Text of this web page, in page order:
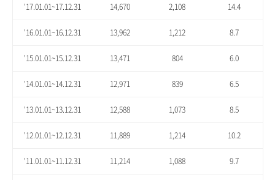
'17.01.01~17.12.31 14,670 2,108 14.4
'16.01.01~16.12.31 13,962 1,212 8.7
'15.01.01~15.12.31 13,471 804 6.0
'14.01.01~14.12.31 12,971 839 6.5
'13.01.01~13.12.31 12,588 1,073 8.5
'12.01.01~12.12.31 11,889 1,214 10.2
'11.01.01~11.12.31 11,214 1,088 9.7